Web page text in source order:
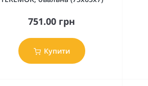
751.00 грн
Купити